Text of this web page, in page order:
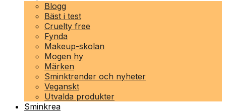
Blogg
Bäst i test
Cruelty free
Fynda
Makeup-skolan
Mogen hy
Märken
Sminktrender och nyheter
Veganskt
Utvalda produkter
Sminkrea